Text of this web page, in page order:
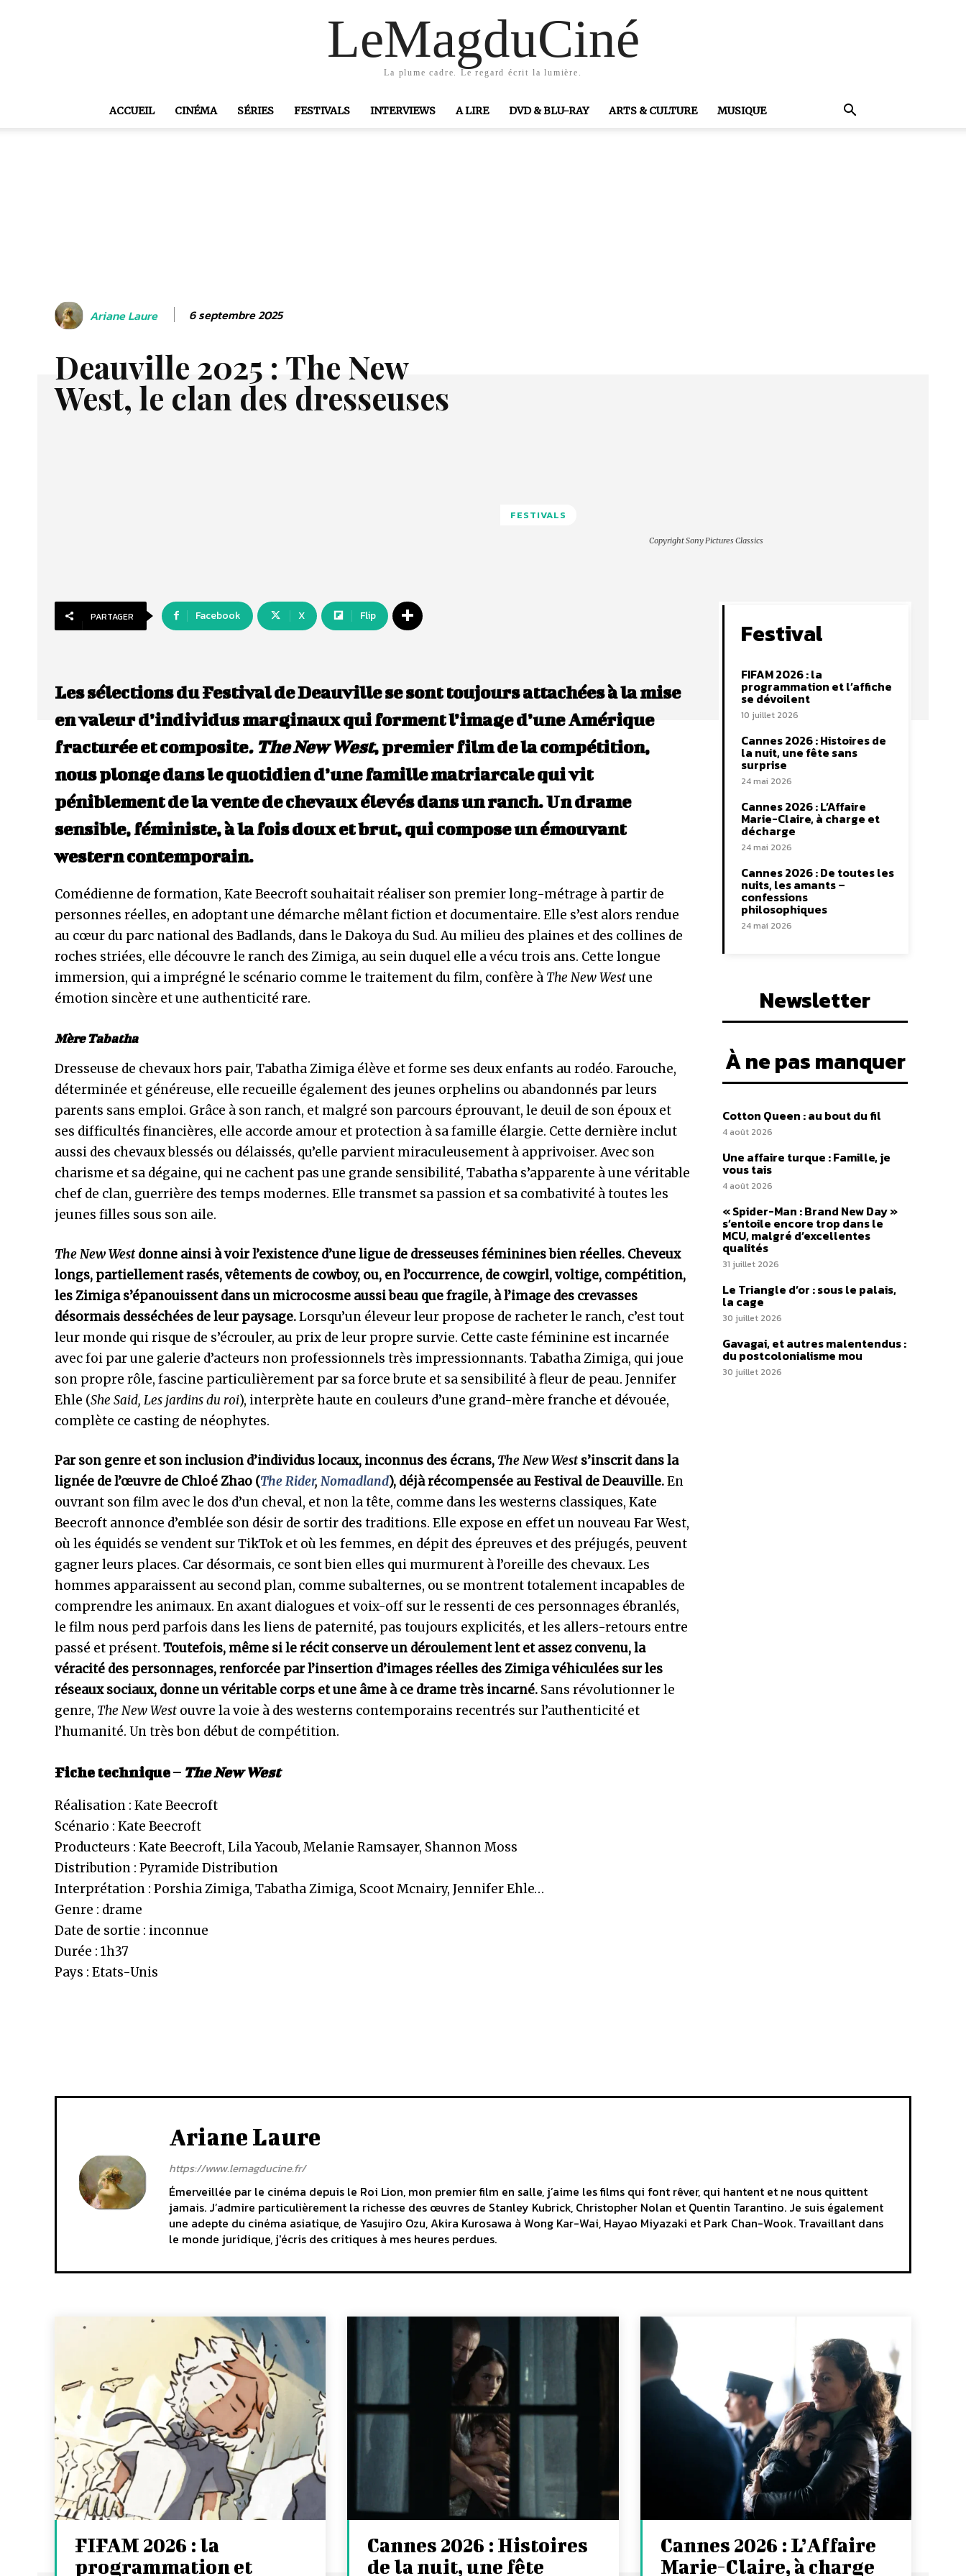
LeMagduCiné
La plume cadre. Le regard écrit la lumière.
ACCUEIL CINÉMA SÉRIES FESTIVALS INTERVIEWS A LIRE DVD & BLU-RAY ARTS & CULTURE MUSIQUE
Ariane Laure 6 septembre 2025
Deauville 2025 : The New
West, le clan des dresseuses
FESTIVALS
Copyright Sony Pictures Classics
PARTAGER Facebook X Flip
Les sélections du Festival de Deauville se sont toujours attachées à la mise
en valeur d’individus marginaux qui forment l’image d’une Amérique
fracturée et composite. The New West, premier film de la compétition,
nous plonge dans le quotidien d’une famille matriarcale qui vit
péniblement de la vente de chevaux élevés dans un ranch. Un drame
sensible, féministe, à la fois doux et brut, qui compose un émouvant
western contemporain.
Comédienne de formation, Kate Beecroft souhaitait réaliser son premier long-métrage à partir de
personnes réelles, en adoptant une démarche mêlant fiction et documentaire. Elle s’est alors rendue
au cœur du parc national des Badlands, dans le Dakoya du Sud. Au milieu des plaines et des collines de
roches striées, elle découvre le ranch des Zimiga, au sein duquel elle a vécu trois ans. Cette longue
immersion, qui a imprégné le scénario comme le traitement du film, confère à The New Westune
émotion sincère et une authenticité rare.
Mère Tabatha
Dresseuse de chevaux hors pair, Tabatha Zimiga élève et forme ses deux enfants au rodéo. Farouche,
déterminée et généreuse, elle recueille également des jeunes orphelins ou abandonnés par leurs
parents sans emploi. Grâce à son ranch, et malgré son parcours éprouvant, le deuil de son époux et
ses difficultés financières, elle accorde amour et protection à sa famille élargie. Cette dernière inclut
aussi des chevaux blessés ou délaissés, qu’elle parvient miraculeusement à apprivoiser. Avec son
charisme et sa dégaine, qui ne cachent pas une grande sensibilité, Tabatha s’apparente à une véritable
chef de clan, guerrière des temps modernes. Elle transmet sa passion et sa combativité à toutes les
jeunes filles sous son aile.
The New West donne ainsi à voir l’existence d’une ligue de dresseuses féminines bien réelles. Cheveux
longs, partiellement rasés, vêtements de cowboy, ou, en l’occurrence, de cowgirl, voltige, compétition,
les Zimiga s’épanouissent dans un microcosme aussi beau que fragile, à l’image des crevasses
désormais desséchées de leur paysage.Lorsqu’un éleveur leur propose de racheter le ranch, c’est tout
leur monde qui risque de s’écrouler, au prix de leur propre survie. Cette caste féminine est incarnée
avec foi par une galerie d’acteurs non professionnels très impressionnants. Tabatha Zimiga, qui joue
son propre rôle, fascine particulièrement par sa force brute et sa sensibilité à fleur de peau. Jennifer
Ehle (She Said, Les jardins du roi), interprète haute en couleurs d’une grand-mère franche et dévouée,
complète ce casting de néophytes.
Par son genre et son inclusion d’individus locaux, inconnus des écrans, The New West s’inscrit dans la
lignée de l’œuvre de Chloé Zhao (The Rider, Nomadland), déjà récompensée au Festival de Deauville.En
ouvrant son film avec le dos d’un cheval, et non la tête, comme dans les westerns classiques, Kate
Beecroft annonce d’emblée son désir de sortir des traditions. Elle expose en effet un nouveau Far West,
où les équidés se vendent sur TikTok et où les femmes, en dépit des épreuves et des préjugés, peuvent
gagner leurs places. Car désormais, ce sont bien elles qui murmurent à l’oreille des chevaux. Les
hommes apparaissent au second plan, comme subalternes, ou se montrent totalement incapables de
comprendre les animaux. En axant dialogues et voix-off sur le ressenti de ces personnages ébranlés,
le film nous perd parfois dans les liens de paternité, pas toujours explicités, et les allers-retours entre
passé et présent. Toutefois, même si le récit conserve un déroulement lent et assez convenu, la
véracité des personnages, renforcée par l’insertion d’images réelles des Zimiga véhiculées sur les
réseaux sociaux, donne un véritable corps et une âme à ce drame très incarné. Sans révolutionner le
genre, The New West ouvre la voie à des westerns contemporains recentrés sur l’authenticité et
l’humanité. Un très bon début de compétition.
Fiche technique – The New West
Réalisation : Kate Beecroft
Scénario : Kate Beecroft
Producteurs : Kate Beecroft, Lila Yacoub, Melanie Ramsayer, Shannon Moss
Distribution : Pyramide Distribution
Interprétation : Porshia Zimiga, Tabatha Zimiga, Scoot Mcnairy, Jennifer Ehle…
Genre : drame
Date de sortie : inconnue
Durée : 1h37
Pays : Etats-Unis
Festival
FIFAM 2026 : la
programmation et l’affiche
se dévoilent
10 juillet 2026
Cannes 2026 : Histoires de
la nuit, une fête sans
surprise
24 mai 2026
Cannes 2026 : L’Affaire
Marie-Claire, à charge et
décharge
24 mai 2026
Cannes 2026 : De toutes les
nuits, les amants –
confessions
philosophiques
24 mai 2026
Newsletter
À ne pas manquer
Cotton Queen : au bout du fil
4 août 2026
Une affaire turque : Famille, je
vous tais
4 août 2026
« Spider-Man : Brand New Day »
s’entoile encore trop dans le
MCU, malgré d’excellentes
qualités
31 juillet 2026
Le Triangle d’or : sous le palais,
la cage
30 juillet 2026
Gavagai, et autres malentendus :
du postcolonialisme mou
30 juillet 2026
Ariane Laure
https://www.lemagducine.fr/
Émerveillée par le cinéma depuis le Roi Lion, mon premier film en salle, j’aime les films qui font rêver, qui hantent et ne nous quittent
jamais. J’admire particulièrement la richesse des œuvres de Stanley Kubrick, Christopher Nolan et Quentin Tarantino. Je suis également
une adepte du cinéma asiatique, de Yasujiro Ozu, Akira Kurosawa à Wong Kar-Wai, Hayao Miyazaki et Park Chan-Wook. Travaillant dans
le monde juridique, j'écris des critiques à mes heures perdues.
FIFAM 2026 : la
programmation et
Cannes 2026 : Histoires
de la nuit, une fête
Cannes 2026 : L’Affaire
Marie-Claire, à charge